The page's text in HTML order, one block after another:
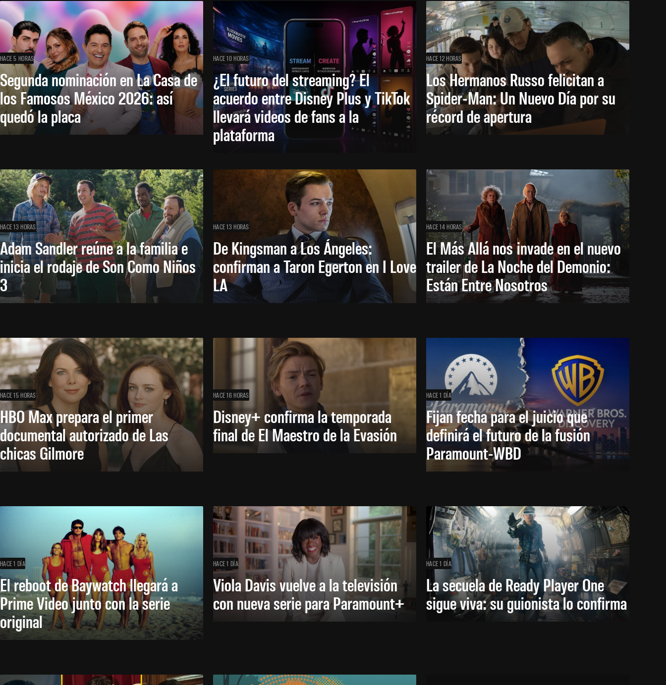
HACE 5 HORAS
Segunda nominación en La Casa de
los Famosos México 2026: así
quedó la placa
HACE 10 HORAS
¿El futuro del streaming? El
acuerdo entre Disney Plus y TikTok
llevará videos de fans a la
plataforma
HACE 12 HORAS
Los Hermanos Russo felicitan a
Spider-Man: Un Nuevo Día por su
récord de apertura
HACE 13 HORAS
Adam Sandler reúne a la familia e
inicia el rodaje de Son Como Niños
3
HACE 13 HORAS
De Kingsman a Los Ángeles:
confirman a Taron Egerton en I Love
LA
HACE 14 HORAS
El Más Allá nos invade en el nuevo
trailer de La Noche del Demonio:
Están Entre Nosotros
HACE 15 HORAS
HBO Max prepara el primer
documental autorizado de Las
chicas Gilmore
HACE 16 HORAS
Disney+ confirma la temporada
final de El Maestro de la Evasión
HACE 1 DÍA
Fijan fecha para el juicio que
definirá el futuro de la fusión
Paramount-WBD
HACE 1 DÍA
El reboot de Baywatch llegará a
Prime Video junto con la serie
original
HACE 1 DÍA
Viola Davis vuelve a la televisión
con nueva serie para Paramount+
HACE 1 DÍA
La secuela de Ready Player One
sigue viva: su guionista lo confirma